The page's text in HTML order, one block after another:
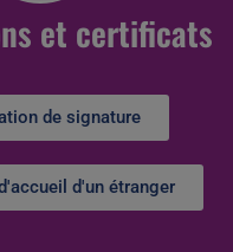
et certificats
de signature
d'un étranger